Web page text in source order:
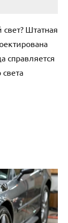
Штатная
справляется